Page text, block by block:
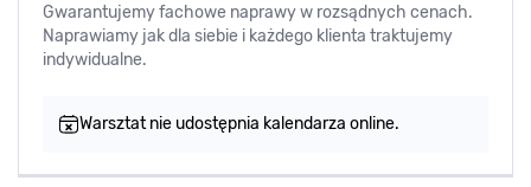
Gwarantujemy fachowe naprawy w rozsądnych cenach.
Naprawiamy jak dla siebie i każdego klienta traktujemy
indywidualne.
Warsztat nie udostępnia kalendarza online.